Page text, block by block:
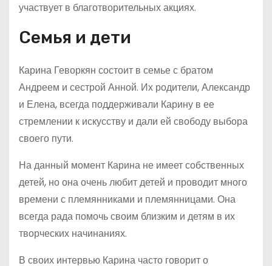
участвует в благотворительных акциях.
Семья и дети
Карина Геворкян состоит в семье с братом
Андреем и сестрой Анной. Их родители, Александр
и Елена, всегда поддерживали Карину в ее
стремлении к искусству и дали ей свободу выбора
своего пути.
На данный момент Карина не имеет собственных
детей, но она очень любит детей и проводит много
времени с племянниками и племянницами. Она
всегда рада помочь своим близким и детям в их
творческих начинаниях.
В своих интервью Карина часто говорит о